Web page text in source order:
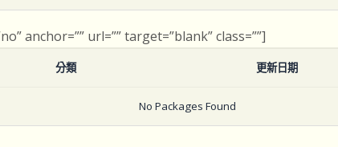
anchor=”” url=”” target=”blank” class=””]
分類 更新日期
No Packages Found